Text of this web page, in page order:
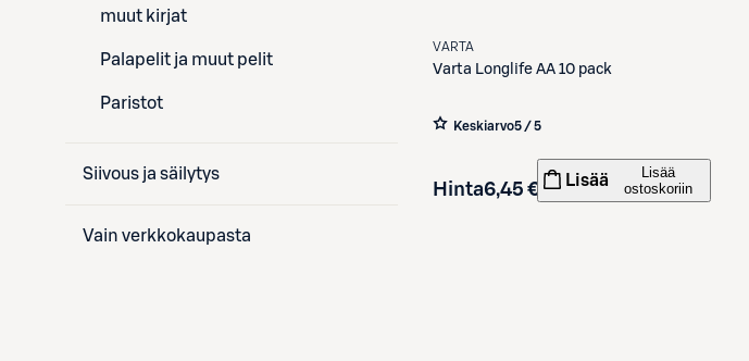
muut kirjat
Palapelit ja muut pelit
Paristot
Siivous ja säilytys
Vain verkkokaupasta
VARTA
Varta Longlife AA 10 pack
Keskiarvo5 / 5
Hinta6,45 € Lisää
Lisää
ostoskoriin